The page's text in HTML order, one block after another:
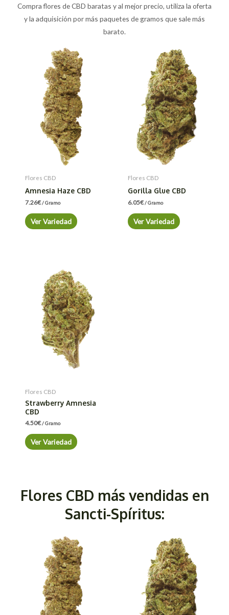
Compra flores de CBD baratas y al mejor precio, utiliza la oferta
y la adquisición por más paquetes de gramos que sale más
barato.
Flores CBD
Amnesia Haze CBD
7.26€/ Gramo
Ver Variedad
Flores CBD
Gorilla Glue CBD
6.05€/ Gramo
Ver Variedad
Flores CBD
Strawberry Amnesia
CBD
4.50€/ Gramo
Ver Variedad
Flores CBD más vendidas en
Sancti-Spíritus: